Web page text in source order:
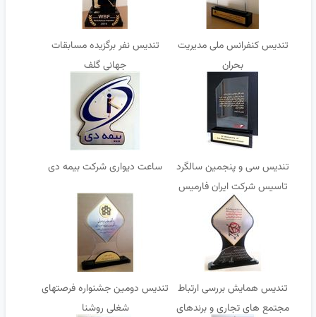
تندیس کنفرانس ملی مدیریت
بحران
تندیس نفر برگزیده مسابقات
جهانی گلف
تندیس سی و پنجمین سالگرد
تاسیس شرکت ایران فارمیس
ساعت دیواری شرکت بیمه دی
تندیس همایش بررسی ارتباط
مجتمع های تجاری و برندهای
تندیس دومین جشنواره فرصتهای
شغلی روشنا